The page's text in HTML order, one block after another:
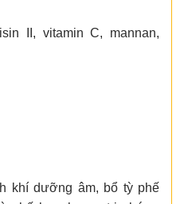
II, vitamin C, mannan,
khí dưỡng âm, bổ tỳ phế